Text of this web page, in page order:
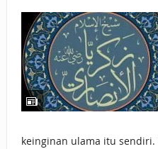
NIKMAT
CARA
ZAKAT
keinginan ulama itu sendiri.